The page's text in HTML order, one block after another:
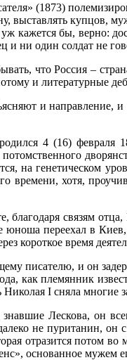
(1873)
выставлять купцов,
кажется бы, верно:
и ни один солдат не
что Россия –
и литературные
и направление,
4 (16) февраля
на генетическом
времени, хотя,
благодаря связям
юноша переехал в
короткое время
писателю, и он
как племянник
I сняла многие
Лескова, он
не пуританин,
отразится потом
основанное мужем